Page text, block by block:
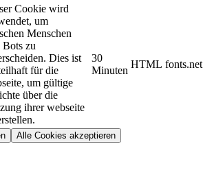
Cookie wird
um
Menschen
Bots zu
Dies ist
für die
um gültige
über die
ihrer webseite
30
Minuten
HTML fonts.net
Alle Cookies akzeptieren